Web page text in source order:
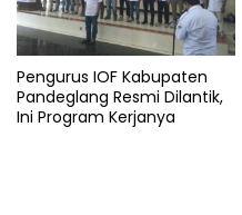
Pengurus IOF Kabupaten
Pandeglang Resmi Dilantik,
Ini Program Kerjanya